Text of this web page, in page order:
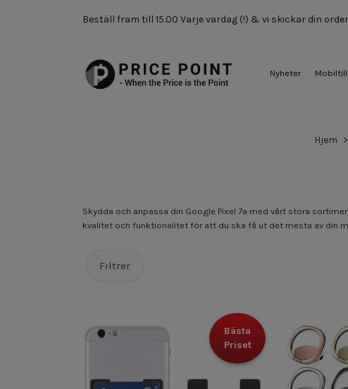
Beställ fram till 15.00 Varje vardag (!) & vi skickar din
Nyheter
Hjem
Skydda och anpassa din Google Pixel 7a med vårt stora
kvalitet och funktionalitet för att du ska få ut det mesta av din
Filtrer
Bästa
Priset